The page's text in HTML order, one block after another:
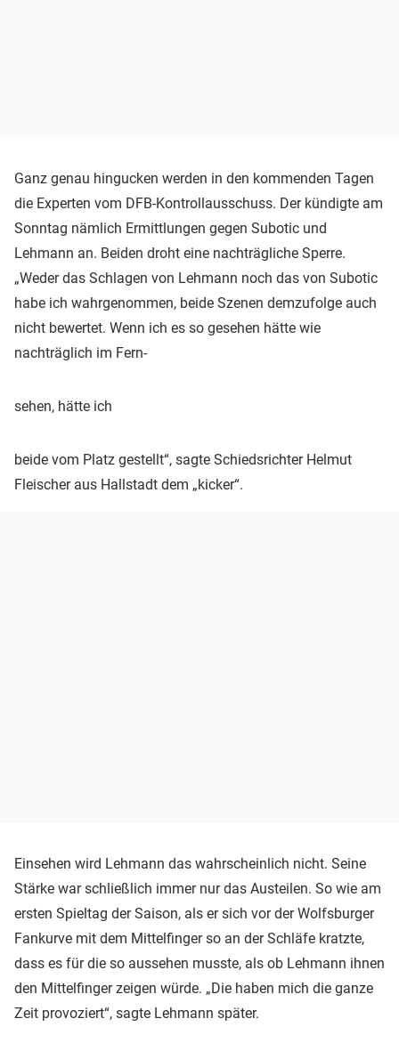
Ganz genau hingucken werden in den kommenden Tagen
die Experten vom DFB-Kontrollausschuss. Der kündigte am
Sonntag nämlich Ermittlungen gegen Subotic und
Lehmann an. Beiden droht eine nachträgliche Sperre.
„Weder das Schlagen von Lehmann noch das von Subotic
habe ich wahrgenommen, beide Szenen demzufolge auch
nicht bewertet. Wenn ich es so gesehen hätte wie
nachträglich im Fern-
sehen, hätte ich
beide vom Platz gestellt“, sagte Schiedsrichter Helmut
Fleischer aus Hallstadt dem „kicker“.
Einsehen wird Lehmann das wahrscheinlich nicht. Seine
Stärke war schließlich immer nur das Austeilen. So wie am
ersten Spieltag der Saison, als er sich vor der Wolfsburger
Fankurve mit dem Mittelfinger so an der Schläfe kratzte,
dass es für die so aussehen musste, als ob Lehmann ihnen
den Mittelfinger zeigen würde. „Die haben mich die ganze
Zeit provoziert“, sagte Lehmann später.